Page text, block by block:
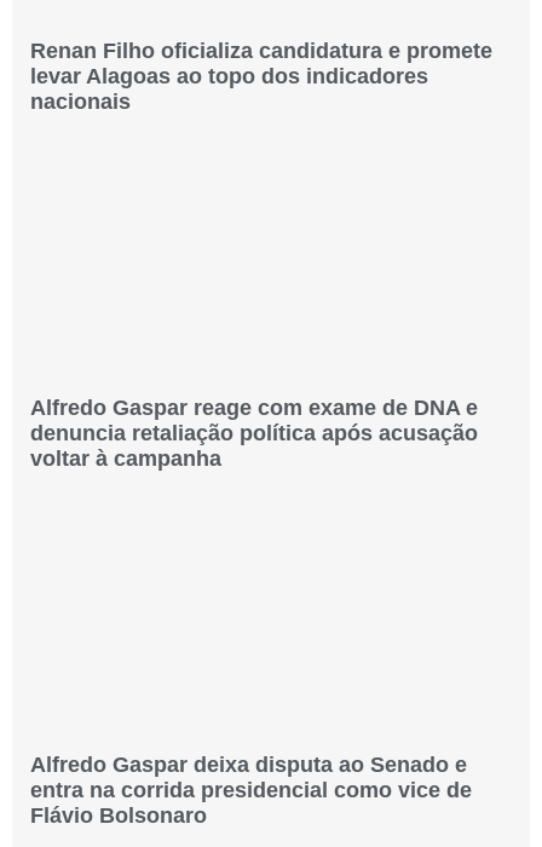
Renan Filho oficializa candidatura e promete
levar Alagoas ao topo dos indicadores
nacionais
Alfredo Gaspar reage com exame de DNA e
denuncia retaliação política após acusação
voltar à campanha
Alfredo Gaspar deixa disputa ao Senado e
entra na corrida presidencial como vice de
Flávio Bolsonaro